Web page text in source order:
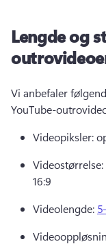
Lengde og
Vi anbefaler
YouTube-
Videopiksler:
16:9
Videolengde: